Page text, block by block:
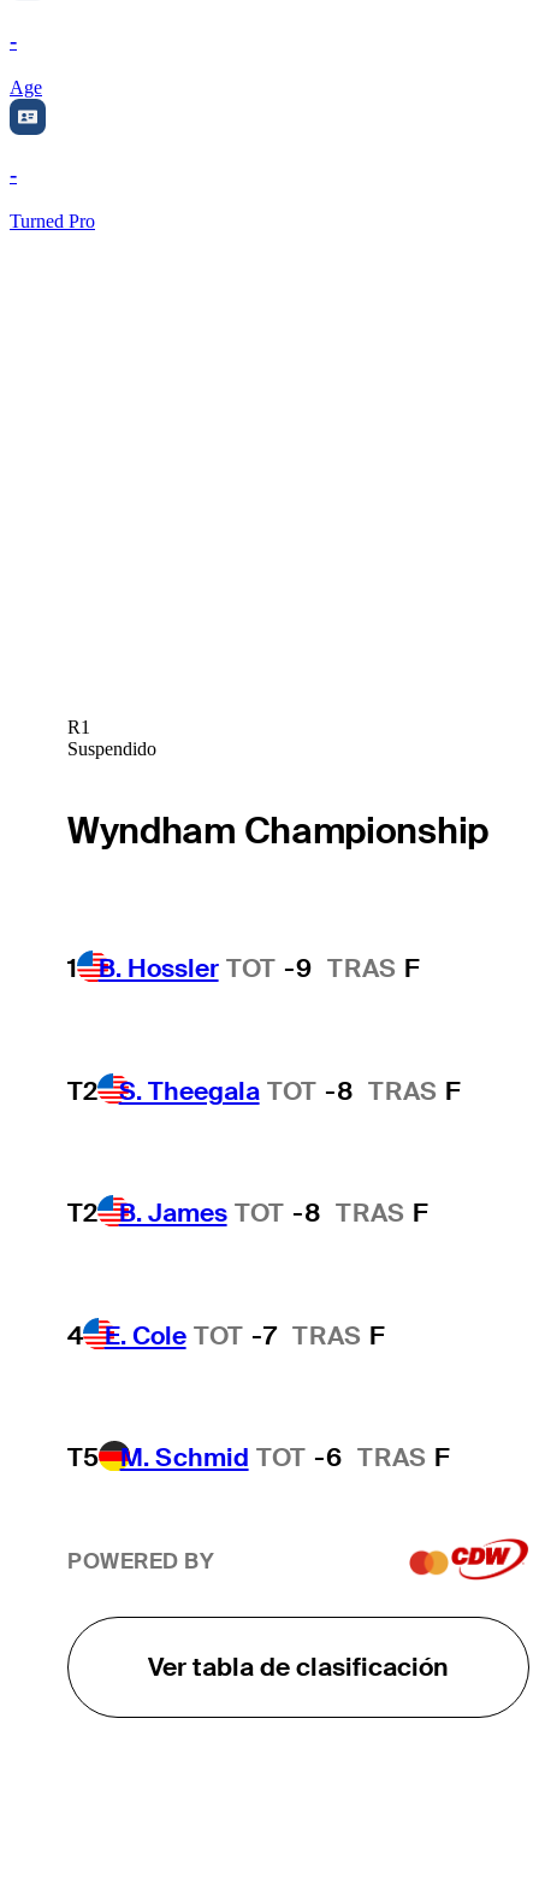
-
Age
-
Turned Pro
R1
Suspendido
Wyndham Championship
1 B. Hossler TOT -9 TRAS F
T2 S. Theegala TOT -8 TRAS F
T2 B. James TOT -8 TRAS F
4 E. Cole TOT -7 TRAS F
T5 M. Schmid TOT -6 TRAS F
POWERED BY
Ver tabla de clasificación